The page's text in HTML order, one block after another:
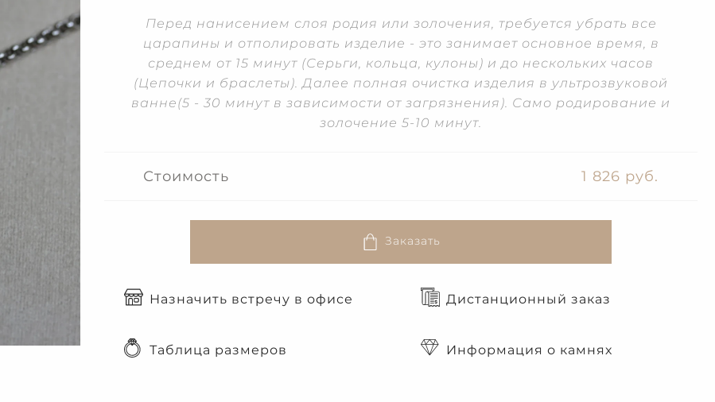
Перед нанисением слоя родия или золочения, требуется убрать все
царапины и отполировать изделие - это занимает основное время, в
среднем от 15 минут (Серьги, кольца, кулоны) и до нескольких часов
(Цепочки и браслеты). Далее полная очистка изделия в ультрозвуковой
ванне(5 - 30 минут в зависимости от загрязнения). Само родирование и
золочение 5-10 минут.
Стоимость 1 826 руб.
Заказать
Назначить встречу в офисе Дистанционный заказ
Таблица размеров Информация о камнях